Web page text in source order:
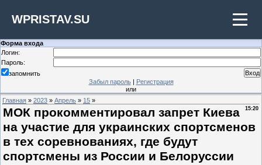
WPRISTAV.SU
Форма входа
Логин:
Пароль:
запомнить
Забыл пароль| Регистрация
или
Главная » 2023 » Апрель » 15 »
15:20
МОК прокомментировал запрет Киева
на участие для украинских спортсменов
в тех соревнованиях, где будут
спортсмены из России и Белоруссии